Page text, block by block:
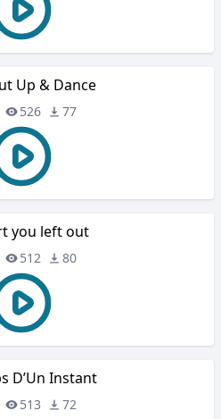
Up & Dance
526 77
you left out
512 80
D’Un Instant
513 72